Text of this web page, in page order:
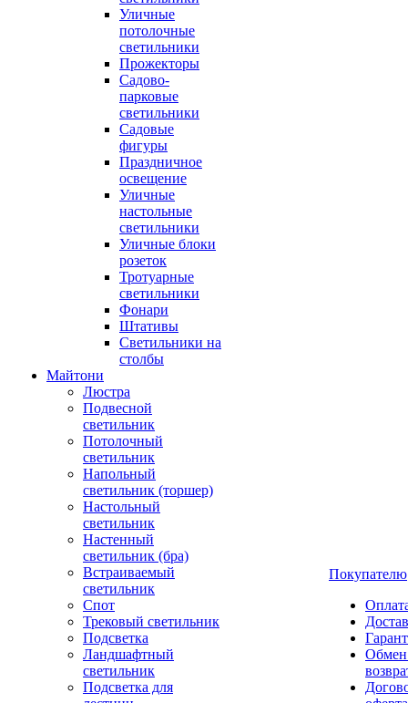
Уличные
потолочные
светильники
Прожекторы
Садово-
парковые
светильники
Садовые
фигуры
Праздничное
освещение
Уличные
настольные
светильники
Уличные блоки
розеток
Тротуарные
светильники
Фонари
Штативы
Светильники на
столбы
Майтони
Люстра
Подвесной
светильник
Потолочный
светильник
Напольный
светильник (торшер)
Настольный
светильник
Настенный
светильник (бра)
Встраиваемый
светильник
Спот
Трековый светильник
Подсветка
Ландшафтный
светильник
Подсветка для
Покупателю